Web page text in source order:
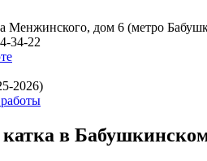
Менжинского, дом 6 (метро
34-22
2026)
в